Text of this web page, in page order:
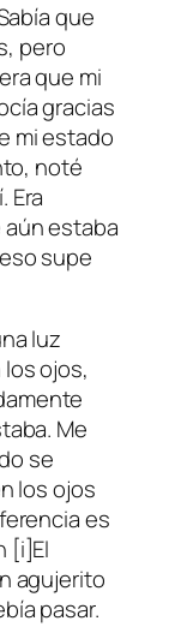
que
pero
que mi
gracias
mi estado
noté
Era
estaba
supe
luz
ojos,
Me
se
los ojos
es
[i]El
agujerito
pasar.